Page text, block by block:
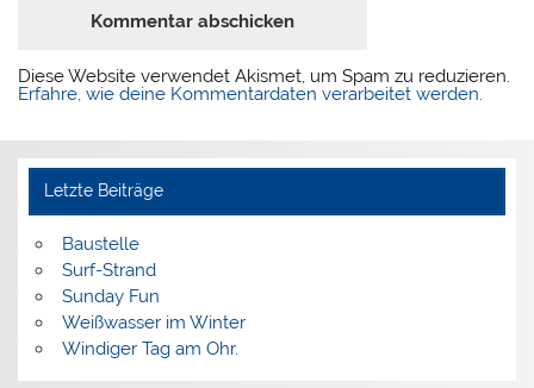
Diese Website verwendet Akismet, um Spam zu reduzieren.
Erfahre, wie deine Kommentardaten verarbeitet werden.
Letzte Beiträge
Baustelle
Surf-Strand
Sunday Fun
Weißwasser im Winter
Windiger Tag am Ohr.